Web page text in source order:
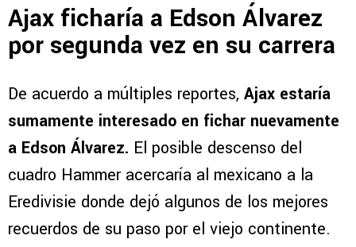
Ajax ficharía a Edson Álvarez
por segunda vez en su carrera
De acuerdo a múltiples reportes, Ajax estaría
sumamente interesado en fichar nuevamente
a Edson Álvarez. El posible descenso del
cuadro Hammer acercaría al mexicano a la
Eredivisie donde dejó algunos de los mejores
recuerdos de su paso por el viejo continente.